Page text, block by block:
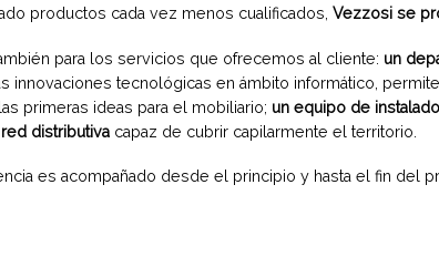
productos cada vez menos cualificados, Vezzosi se
para los servicios que ofrecemos al cliente: un
innovaciones tecnológicas en ámbito informático,
primeras ideas para el mobiliario; un equipo de
red distributiva capaz de cubrir capilarmente el territorio.
es acompañado desde el principio y hasta el fin del